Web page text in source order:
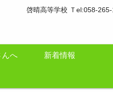
啓晴高等学校 Ｔel:058-
んへ 新着情報